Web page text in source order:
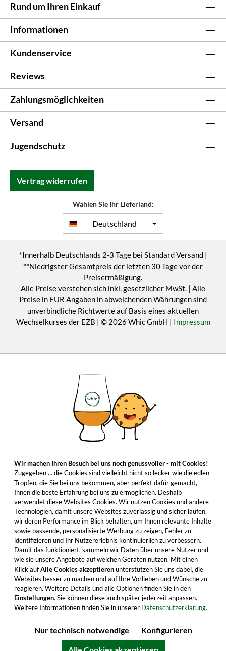
Rund um Ihren Einkauf
Informationen
Kundenservice
Reviews
Zahlungsmöglichkeiten
Versand
Jugendschutz
Vertrag widerrufen
Wählen Sie Ihr Lieferland:
Deutschland
*Innerhalb Deutschlands 2-3 Tage bei Standard Versand |
**Niedrigster Gesamtpreis der letzten 30 Tage vor der
Preisermäßigung.
Alle Preise verstehen sich inkl. gesetzlicher MwSt. | Alle
Preise in EUR Angaben in abweichenden Währungen sind
unverbindliche Richtwerte auf Basis eines aktuellen
Wechselkurses der EZB | © 2026 Whic GmbH | Impressum
Wir machen Ihren Besuch bei uns noch genussvoller - mit Cookies!
Zugegeben ... die Cookies sind vielleicht nicht so lecker wie die edlen
Tropfen, die Sie bei uns bekommen, aber perfekt dafür gemacht,
Ihnen die beste Erfahrung bei uns zu ermöglichen. Deshalb
verwendet diese Websites Cookies. Wir nutzen Cookies und andere
Technologien, damit unsere Websites zuverlässig und sicher laufen,
wir deren Performance im Blick behalten, um Ihnen relevante Inhalte
sowie passende, personalisierte Werbung zu zeigen, Fehler zu
identifizieren und Ihr Nutzererlebnis kontinuierlich zu verbessern.
Damit das funktioniert, sammeln wir Daten über unsere Nutzer und
wie sie unsere Angebote auf welchen Geräten nutzen. Mit einen
Klick aufAlle Cookies akzeptierenunterstützen Sie uns dabei, die
Websites besser zu machen und auf Ihre Vorlieben und Wünsche zu
reagieren. Weitere Details und alle Optionen finden Sie in den
Einstellungen. Sie können diese auch später jederzeit anpassen.
Weitere Informationen finden Sie in unserer Datenschutzerklärung.
Nur technisch notwendige Konfigurieren